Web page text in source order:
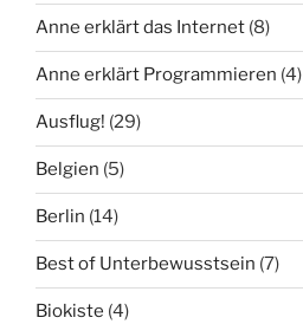
Anne erklärt das Internet (8)
Anne erklärt Programmieren (4)
Ausflug! (29)
Belgien (5)
Berlin (14)
Best of Unterbewusstsein (7)
Biokiste (4)